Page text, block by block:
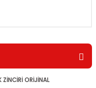
ORİJİNAL